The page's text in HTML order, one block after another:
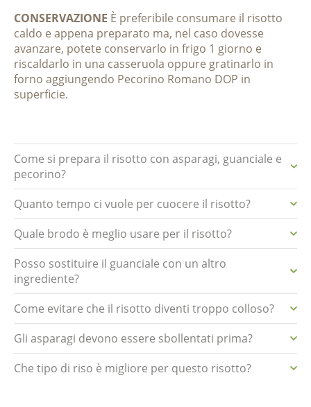
CONSERVAZIONE È preferibile consumare il risotto
caldo e appena preparato ma, nel caso dovesse
avanzare, potete conservarlo in frigo 1 giorno e
riscaldarlo in una casseruola oppure gratinarlo in
forno aggiungendo Pecorino Romano DOP in
superficie.
Come si prepara il risotto con asparagi, guanciale e
pecorino?
Quanto tempo ci vuole per cuocere il risotto?
Quale brodo è meglio usare per il risotto?
Posso sostituire il guanciale con un altro
ingrediente?
Come evitare che il risotto diventi troppo colloso?
Gli asparagi devono essere sbollentati prima?
Che tipo di riso è migliore per questo risotto?